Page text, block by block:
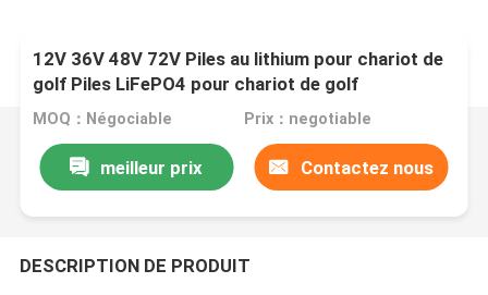
12V 36V 48V 72V Piles au lithium pour chariot de
golf Piles LiFePO4 pour chariot de golf
MOQ：Négociable Prix：negotiable
meilleur prix Contactez nous
DESCRIPTION DE PRODUIT